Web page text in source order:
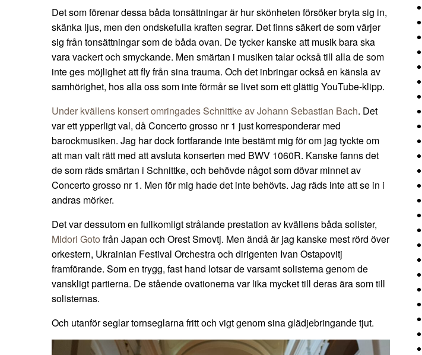
Det som förenar dessa båda tonsättningar är hur skönheten försöker bryta sig in,
skänka ljus, men den ondskefulla kraften segrar. Det finns säkert de som värjer
sig från tonsättningar som de båda ovan. De tycker kanske att musik bara ska
vara vackert och smyckande. Men smärtan i musiken talar också till alla de som
inte ges möjlighet att fly från sina trauma. Och det inbringar också en känsla av
samhörighet, hos alla oss som inte förmår se livet som ett glättig YouTube-klipp.
Under kvällens konsert omringades Schnittke av Johann Sebastian Bach. Det
var ett ypperligt val, då Concerto grosso nr 1 just korresponderar med
barockmusiken. Jag har dock fortfarande inte bestämt mig för om jag tyckte om
att man valt rätt med att avsluta konserten med BWV 1060R. Kanske fanns det
de som räds smärtan i Schnittke, och behövde något som dövar minnet av
Concerto grosso nr 1. Men för mig hade det inte behövts. Jag räds inte att se in i
andras mörker.
Det var dessutom en fullkomligt strålande prestation av kvällens båda solister,
Midori Goto från Japan och Orest Smovtj. Men ändå är jag kanske mest rörd över
orkestern, Ukrainian Festival Orchestra och dirigenten Ivan Ostapovitj
framförande. Som en trygg, fast hand lotsar de varsamt solisterna genom de
vanskligt partierna. De stående ovationerna var lika mycket till deras ära som till
solisternas.
Och utanför seglar tornseglarna fritt och vigt genom sina glädjebringande tjut.